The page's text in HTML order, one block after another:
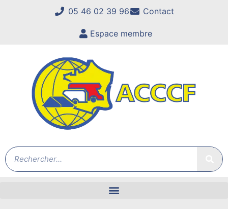
05 46 02 39 96 Contact
Espace membre